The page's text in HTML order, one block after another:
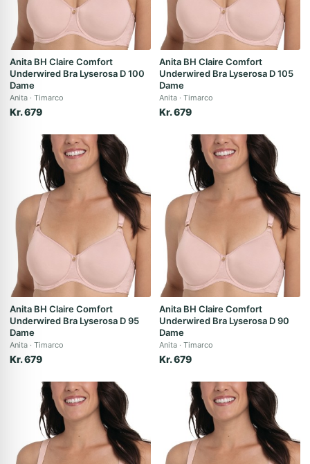
Anita BH Claire Comfort
Underwired Bra Lyserosa D 100
Dame
Anita Timarco
Kr. 679
Anita BH Claire Comfort
Underwired Bra Lyserosa D 105
Dame
Anita Timarco
Kr. 679
Anita BH Claire Comfort
Underwired Bra Lyserosa D 95
Dame
Anita Timarco
Kr. 679
Anita BH Claire Comfort
Underwired Bra Lyserosa D 90
Dame
Anita Timarco
Kr. 679